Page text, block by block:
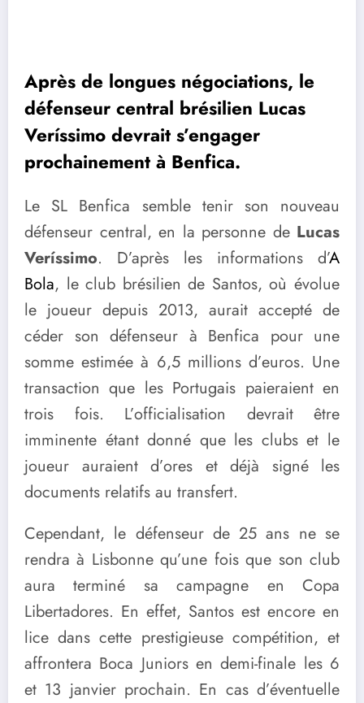
Après de longues négociations, le
défenseur central brésilien Lucas
Veríssimo devrait s’engager
prochainement à Benfica.
Le SL Benfica semble tenir son nouveau
défenseur central, en la personne de Lucas
Veríssimo. D’après les informations d’A
Bola, le club brésilien de Santos, où évolue
le joueur depuis 2013, aurait accepté de
céder son défenseur à Benfica pour une
somme estimée à 6,5 millions d’euros. Une
transaction que les Portugais paieraient en
trois fois. L’officialisation devrait être
imminente étant donné que les clubs et le
joueur auraient d’ores et déjà signé les
documents relatifs au transfert.
Cependant, le défenseur de 25 ans ne se
rendra à Lisbonne qu’une fois que son club
aura terminé sa campagne en Copa
Libertadores. En effet, Santos est encore en
lice dans cette prestigieuse compétition, et
affrontera Boca Juniors en demi-finale les 6
et 13 janvier prochain. En cas d’éventuelle